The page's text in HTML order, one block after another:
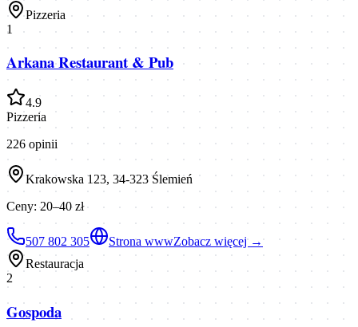
Pizzeria
1
Arkana Restaurant & Pub
4.9
Pizzeria
226 opinii
Krakowska 123, 34-323 Ślemień
Ceny:20–40 zł
507 802 305 Strona wwwZobacz więcej →
Restauracja
2
Gospoda